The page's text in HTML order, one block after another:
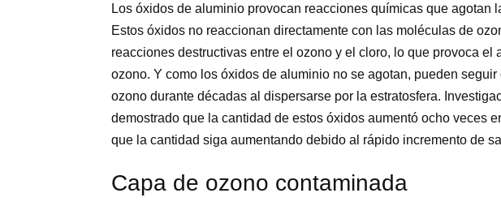
Los óxidos de aluminio provocan reacciones químicas que agotan
Estos óxidos no reaccionan directamente con las moléculas de
reacciones destructivas entre el ozono y el cloro, lo que provoca el
ozono. Y como los óxidos de aluminio no se agotan, pueden
ozono durante décadas al dispersarse por la estratosfera.
demostrado que la cantidad de estos óxidos aumentó ocho veces
que la cantidad siga aumentando debido al rápido incremento de
Capa de ozono contaminada